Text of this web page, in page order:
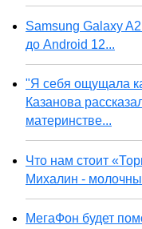
Samsung Galaxy
до Android 12...
"Я себя ощущала
Казанова
материнстве...
Что нам стоит
Михалин -
МегаФон будет